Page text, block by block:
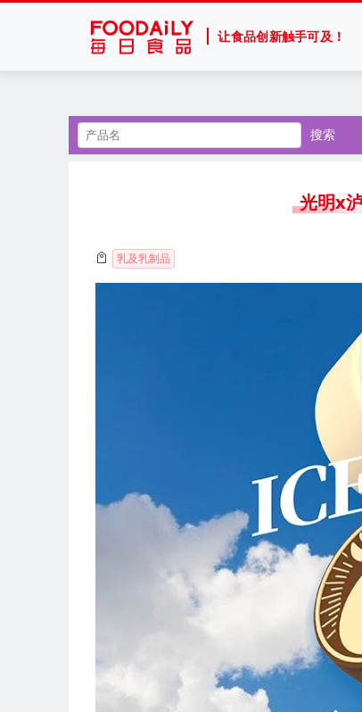
让食品创新触手可及！
搜索
光明x
乳及乳制品